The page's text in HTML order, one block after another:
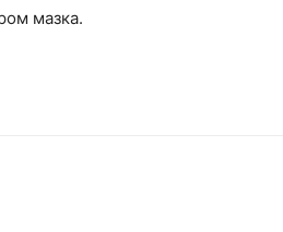
мазка.